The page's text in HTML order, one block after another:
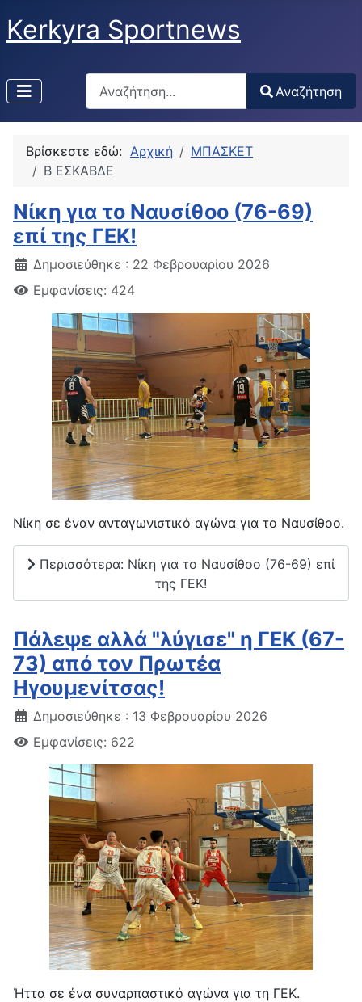
Kerkyra Sportnews
Αναζήτηση
Type 2 or more characters for results.
Αναζήτηση
Βρίσκεστε εδώ: Αρχική
ΜΠΑΣΚΕΤ
Β ΕΣΚΑΒΔΕ
Νίκη για το Ναυσίθοο (76-69)
επί της ΓΕΚ!
Δημοσιεύθηκε : 22 Φεβρουαρίου 2026
Εμφανίσεις: 424
Νίκη σε έναν ανταγωνιστικό αγώνα για το Ναυσίθοο.
Περισσότερα: Νίκη για το Ναυσίθοο (76-69) επί
της ΓΕΚ!
Πάλεψε αλλά "λύγισε" η ΓΕΚ (67-
73) από τον Πρωτέα
Ηγουμενίτσας!
Δημοσιεύθηκε : 13 Φεβρουαρίου 2026
Εμφανίσεις: 622
Ήττα σε ένα συναρπαστικό αγώνα για τη ΓΕΚ.